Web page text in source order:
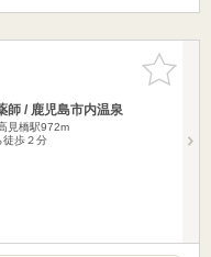
お気に入
りに追加
師 / 鹿児島市内温泉
見橋駅972m
徒歩２分